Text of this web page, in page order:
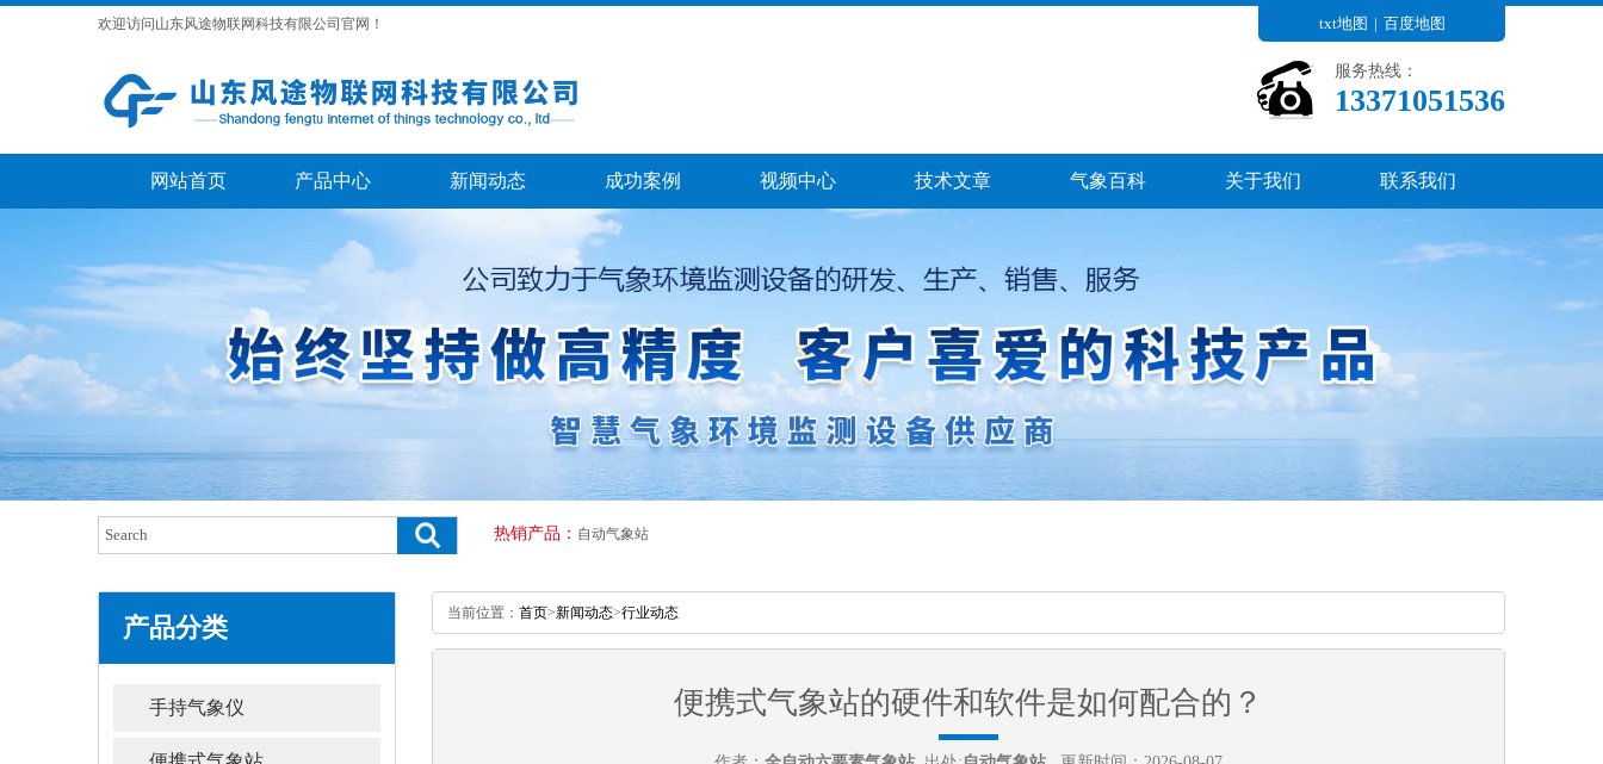
欢迎访问山东风途物联网科技有限公司官网！ txt地图 | 百度地图
服务热线：
13371051536
网站首页 产品中心 新闻动态 成功案例 视频中心 技术文章 气象百科 关于我们 联系我们
热销产品： 自动气象站
产品分类
手持气象仪
当前位置： 首页>新闻动态>行业动态
便携式气象站的硬件和软件是如何配合的？